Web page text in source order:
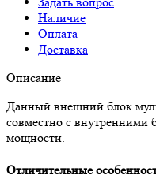
Наличие
Оплата
Доставка
Описание
Данный внешний блок
совместно с внутренними
мощности.
Отличительные